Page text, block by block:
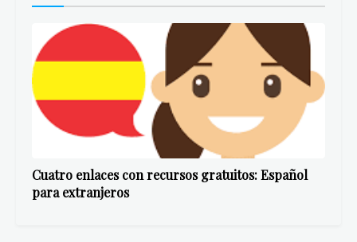
Cuatro enlaces con recursos gratuitos: Español
para extranjeros